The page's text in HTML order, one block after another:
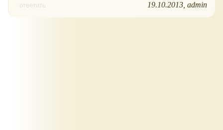
ответить 19.10.2013 admin